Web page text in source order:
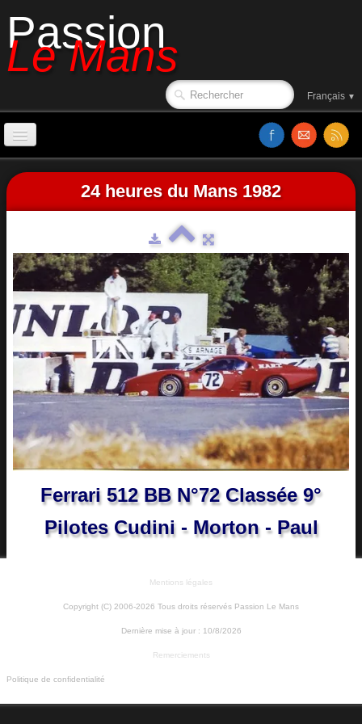
Passion
Le Mans
Français ▼
Accueil
Sorties de piste
Affiches
Classements
Vidéos
Site web
24 heures du Mans 1982
Ferrari 512 BB N°72 Classée 9°
Pilotes Cudini - Morton - Paul
Mentions légales
Copyright (C) 2006-2026 Tous droits réservés Passion Le Mans
Dernière mise à jour : 10/8/2026
Remerciements
Politique de confidentialité